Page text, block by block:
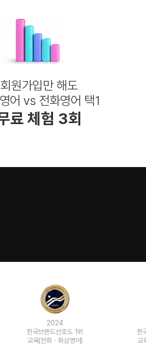
회원가입만 해도
어 vs 전화영어 택1
료 체험 3회
위
)
한국브랜드선호도 1위
교육(전화ㆍ화상영어)